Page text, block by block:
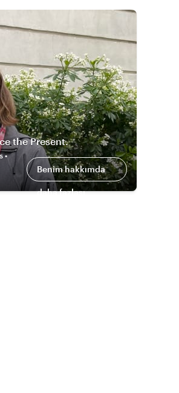
the Present.
•
Benim hakkımda
daha fazlası